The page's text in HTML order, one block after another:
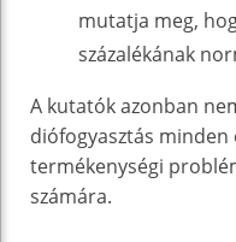
mutatja meg,
százalékának
A kutatók azonban
diófogyasztás minden
termékenységi
számára.